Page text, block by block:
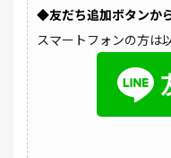
◆友だち追加ボタンか
スマートフォンの方は